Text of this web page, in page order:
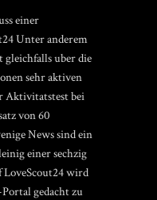
einer
Unter anderem
gleichfalls uber die
sehr aktiven
Aktivitatstest bei
von 60
News sind ein
einer sechzig
wird
gedacht zu